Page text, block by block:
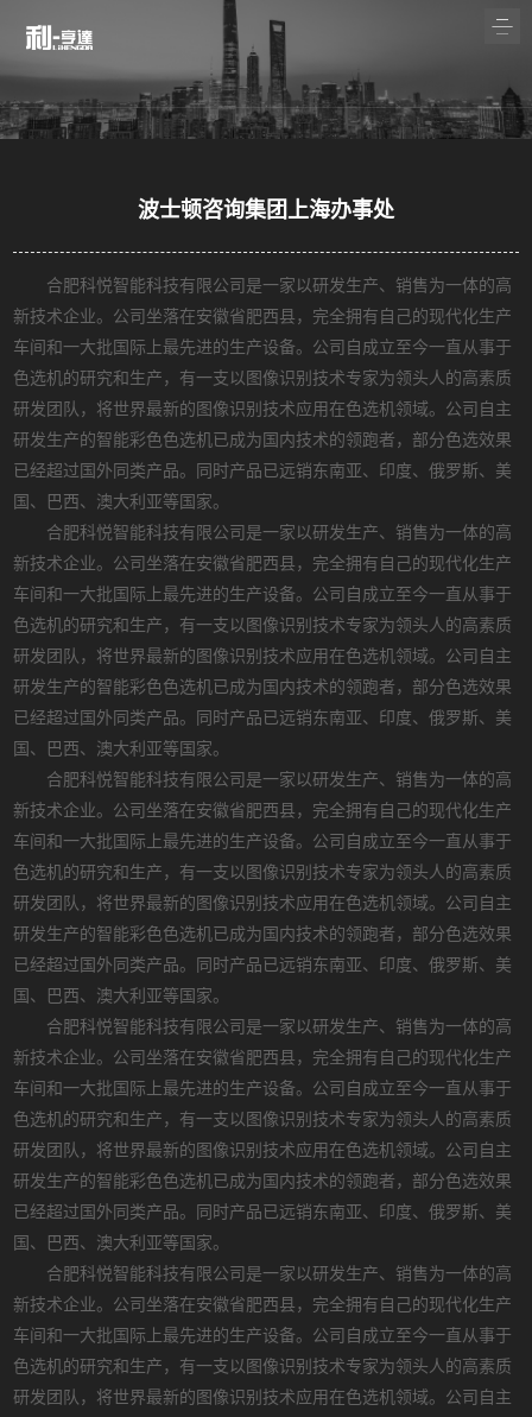
波士顿咨询集团上海办事处
合肥科悦智能科技有限公司是一家以研发生产、销售为一体的高
新技术企业。公司坐落在安徽省肥西县，完全拥有自己的现代化生产
车间和一大批国际上最先进的生产设备。公司自成立至今一直从事于
色选机的研究和生产，有一支以图像识别技术专家为领头人的高素质
研发团队，将世界最新的图像识别技术应用在色选机领域。公司自主
研发生产的智能彩色色选机已成为国内技术的领跑者，部分色选效果
已经超过国外同类产品。同时产品已远销东南亚、印度、俄罗斯、美
国、巴西、澳大利亚等国家。
合肥科悦智能科技有限公司是一家以研发生产、销售为一体的高
新技术企业。公司坐落在安徽省肥西县，完全拥有自己的现代化生产
车间和一大批国际上最先进的生产设备。公司自成立至今一直从事于
色选机的研究和生产，有一支以图像识别技术专家为领头人的高素质
研发团队，将世界最新的图像识别技术应用在色选机领域。公司自主
研发生产的智能彩色色选机已成为国内技术的领跑者，部分色选效果
已经超过国外同类产品。同时产品已远销东南亚、印度、俄罗斯、美
国、巴西、澳大利亚等国家。
合肥科悦智能科技有限公司是一家以研发生产、销售为一体的高
新技术企业。公司坐落在安徽省肥西县，完全拥有自己的现代化生产
车间和一大批国际上最先进的生产设备。公司自成立至今一直从事于
色选机的研究和生产，有一支以图像识别技术专家为领头人的高素质
研发团队，将世界最新的图像识别技术应用在色选机领域。公司自主
研发生产的智能彩色色选机已成为国内技术的领跑者，部分色选效果
已经超过国外同类产品。同时产品已远销东南亚、印度、俄罗斯、美
国、巴西、澳大利亚等国家。
合肥科悦智能科技有限公司是一家以研发生产、销售为一体的高
新技术企业。公司坐落在安徽省肥西县，完全拥有自己的现代化生产
车间和一大批国际上最先进的生产设备。公司自成立至今一直从事于
色选机的研究和生产，有一支以图像识别技术专家为领头人的高素质
研发团队，将世界最新的图像识别技术应用在色选机领域。公司自主
研发生产的智能彩色色选机已成为国内技术的领跑者，部分色选效果
已经超过国外同类产品。同时产品已远销东南亚、印度、俄罗斯、美
国、巴西、澳大利亚等国家。
合肥科悦智能科技有限公司是一家以研发生产、销售为一体的高
新技术企业。公司坐落在安徽省肥西县，完全拥有自己的现代化生产
车间和一大批国际上最先进的生产设备。公司自成立至今一直从事于
色选机的研究和生产，有一支以图像识别技术专家为领头人的高素质
研发团队，将世界最新的图像识别技术应用在色选机领域。公司自主